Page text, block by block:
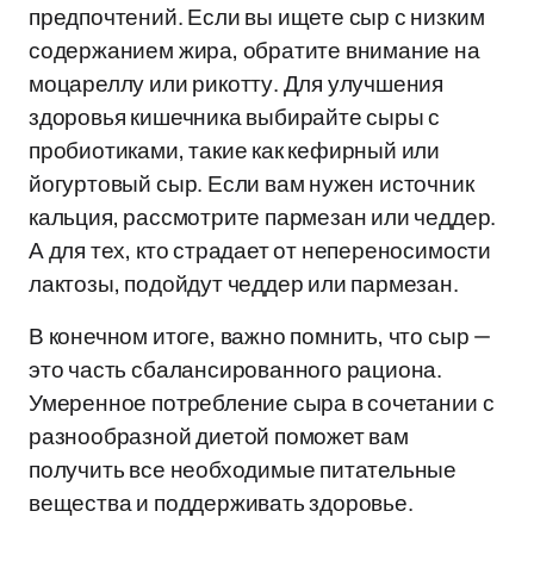
предпочтений. Если вы ищете сыр с низким
содержанием жира, обратите внимание на
моцареллу или рикотту. Для улучшения
здоровья кишечника выбирайте сыры с
пробиотиками, такие как кефирный или
йогуртовый сыр. Если вам нужен источник
кальция, рассмотрите пармезан или чеддер.
А для тех, кто страдает от непереносимости
лактозы, подойдут чеддер или пармезан.
В конечном итоге, важно помнить, что сыр —
это часть сбалансированного рациона.
Умеренное потребление сыра в сочетании с
разнообразной диетой поможет вам
получить все необходимые питательные
вещества и поддерживать здоровье.